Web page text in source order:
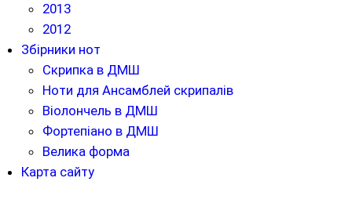
2013
2012
Збірники нот
Скрипка в ДМШ
Ноти для Ансамблей скрипалів
Віолончель в ДМШ
Фортепіано в ДМШ
Велика форма
Карта сайту